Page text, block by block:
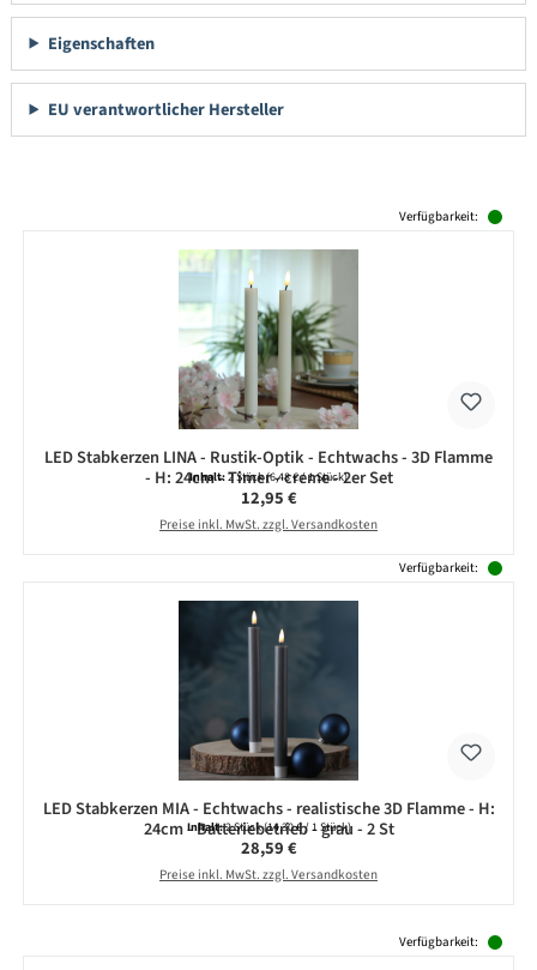
Eigenschaften
EU verantwortlicher Hersteller
Verfügbarkeit:
LED Stabkerzen LINA - Rustik-Optik - Echtwachs - 3D Flamme
- H: 24cm - Timer - creme - 2er Set
Inhalt:2 Stück(6,48 € / 1 Stück)
Regulärer Preis:
12,95 €
Preise inkl. MwSt. zzgl. Versandkosten
Verfügbarkeit:
LED Stabkerzen MIA - Echtwachs - realistische 3D Flamme - H:
24cm - Batteriebetrieb - grau - 2 St
Inhalt:2 Stück(14,30 € / 1 Stück)
Regulärer Preis:
28,59 €
Preise inkl. MwSt. zzgl. Versandkosten
Verfügbarkeit: